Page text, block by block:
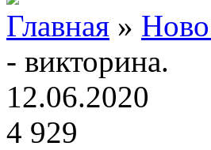
Главная »
- викторина.
12.06.2020
4 929